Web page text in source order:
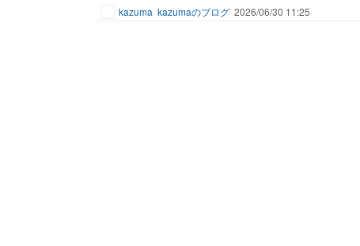
kazuma kazumaのブログ 2026/06/30 11:25